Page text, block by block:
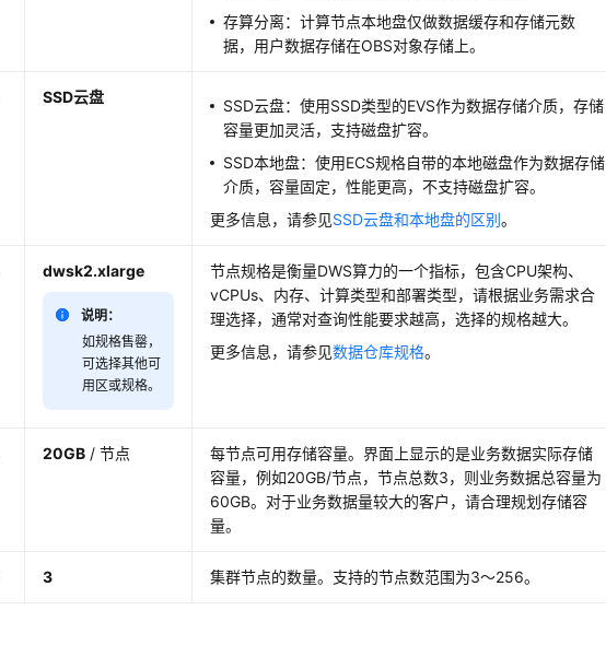
存算分离：计算节点本地盘仅做数据缓存和存储元数
据，用户数据存储在OBS对象存储上。
SSD云盘
SSD云盘：使用SSD类型的EVS作为数据存储介质，存储
容量更加灵活，支持磁盘扩容。
SSD本地盘：使用ECS规格自带的本地磁盘作为数据存储
介质，容量固定，性能更高，不支持磁盘扩容。
更多信息，请参见SSD云盘和本地盘的区别。
dwsk2.xlarge
说明：
如规格售罄，
可选择其他可
用区或规格。
节点规格是衡量DWS算力的一个指标，包含CPU架构、
vCPUs、内存、计算类型和部署类型，请根据业务需求合
理选择，通常对查询性能要求越高，选择的规格越大。
更多信息，请参见数据仓库规格。
20GB / 节点
每节点可用存储容量。界面上显示的是业务数据实际存储
容量，例如20GB/节点，节点总数3，则业务数据总容量为
60GB。对于业务数据量较大的客户，请合理规划存储容
量。
3 集群节点的数量。支持的节点数范围为3～256。